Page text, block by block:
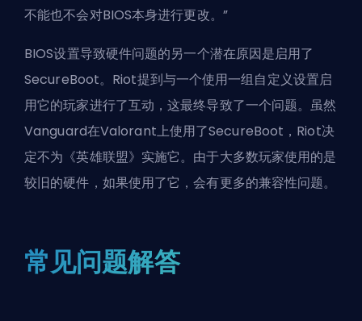
不能也不会对BIOS本身进行更改。”
BIOS设置导致硬件问题的另一个潜在原因是启用了
SecureBoot。Riot提到与一个使用一组自定义设置启
用它的玩家进行了互动，这最终导致了一个问题。虽然
Vanguard在Valorant上使用了SecureBoot，Riot决
定不为《英雄联盟》实施它。由于大多数玩家使用的是
较旧的硬件，如果使用了它，会有更多的兼容性问题。
常见问题解答